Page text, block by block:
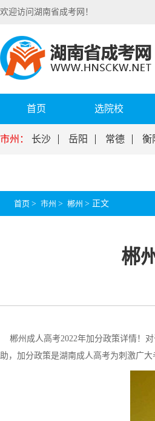
欢迎访问湖南省成考网！
首页 选院校
市州： 长沙 岳阳 常德 衡
首页 > 市州 > 郴州 > 正文
郴
郴州成人高考2022年加分政策详情！对
助，加分政策是湖南成人高考为刺激广